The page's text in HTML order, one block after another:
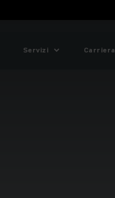
Servizi Carriera